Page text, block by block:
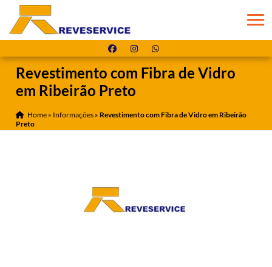
Revestimento com Fibra de Vidro
em Ribeirão Preto
Home » Informações » Revestimento com Fibra de Vidro em Ribeirão
Preto